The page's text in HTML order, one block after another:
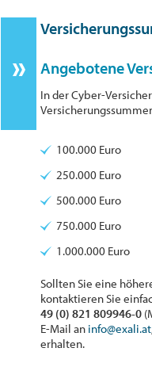
Angebotene
In der Cyber-
100.000 Euro
250.000 Euro
500.000 Euro
750.000 Euro
1.000.000 Euro
Sollten Sie eine
kontaktieren Sie
49 (0) 821 809946-0
E-Mail an info@exali.at
erhalten.